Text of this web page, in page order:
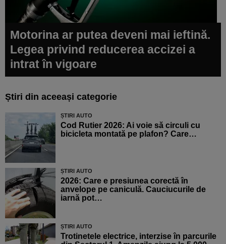
Motorina ar putea deveni mai ieftină.
Legea privind reducerea accizei a
intrat în vigoare
Știri din aceeași categorie
ȘTIRI AUTO
Cod Rutier 2026: Ai voie să circuli cu
bicicleta montată pe plafon? Care…
ȘTIRI AUTO
2026: Care e presiunea corectă în
anvelope pe caniculă. Cauciucurile de
iarnă pot…
ȘTIRI AUTO
Trotinetele electrice, interzise în parcurile